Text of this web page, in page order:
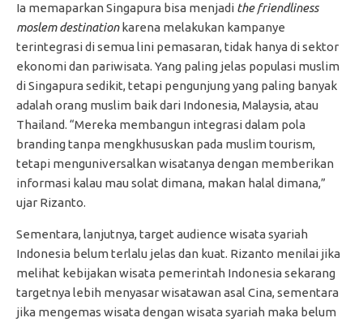
Ia memaparkan Singapura bisa menjadi the friendliness
moslem destinationkarena melakukan kampanye
terintegrasi di semua lini pemasaran, tidak hanya di sektor
ekonomi dan pariwisata. Yang paling jelas populasi muslim
di Singapura sedikit, tetapi pengunjung yang paling banyak
adalah orang muslim baik dari Indonesia, Malaysia, atau
Thailand. “Mereka membangun integrasi dalam pola
branding tanpa mengkhususkan pada muslim tourism,
tetapi menguniversalkan wisatanya dengan memberikan
informasi kalau mau solat dimana, makan halal dimana,”
ujar Rizanto.
Sementara, lanjutnya, target audience wisata syariah
Indonesia belum terlalu jelas dan kuat. Rizanto menilai jika
melihat kebijakan wisata pemerintah Indonesia sekarang
targetnya lebih menyasar wisatawan asal Cina, sementara
jika mengemas wisata dengan wisata syariah maka belum